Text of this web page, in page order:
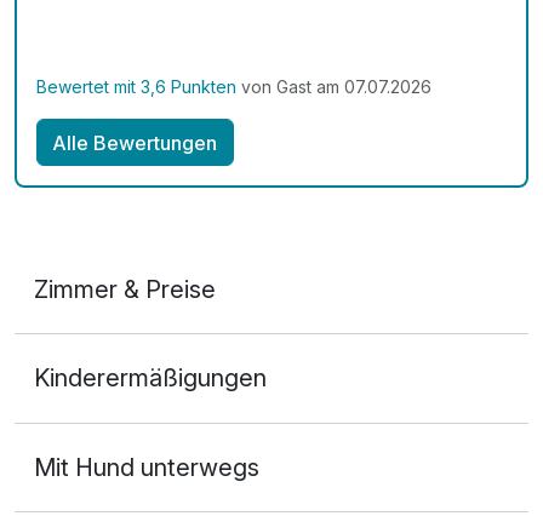
Bewertet mit 3,6 Punkten von Gast am 07.07.2026
Alle Bewertungen
Zimmer & Preise
2 Erwachsene und 2 Kinder
Kinderermäßigungen
Mit Hund unterwegs